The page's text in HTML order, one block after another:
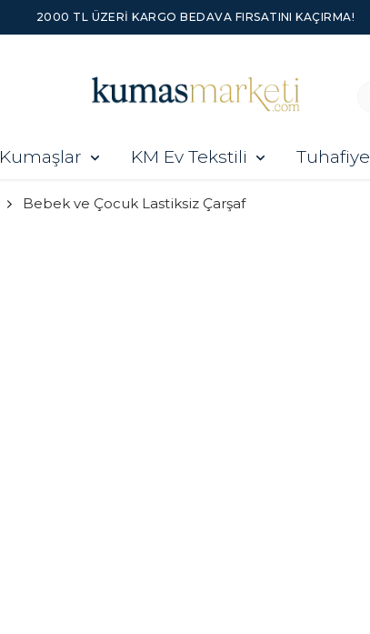
2000 TL ÜZERI KARGO BEDAVA FIRSATINI KAÇIRMA!
Kumaşlar KM Ev Tekstili Tuhafiye
Bebek ve Çocuk Lastiksiz Çarşaf